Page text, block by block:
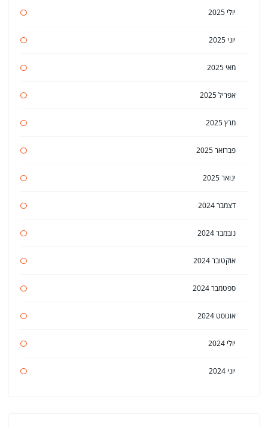
יולי 2025
יוני 2025
מאי 2025
אפריל 2025
מרץ 2025
פברואר 2025
ינואר 2025
דצמבר 2024
נובמבר 2024
אוקטובר 2024
ספטמבר 2024
אוגוסט 2024
יולי 2024
יוני 2024